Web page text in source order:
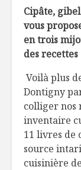
Cipâte,
vous
en trois
des
Voilà plus
Dontigny
colliger nos
inventaire
11 livres de
source
cuisinière